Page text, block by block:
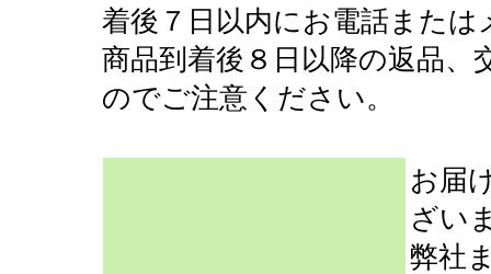
着後７日以内にお電話また
商品到着後８日以降の返品
のでご注意ください。
お届
ざい
弊社